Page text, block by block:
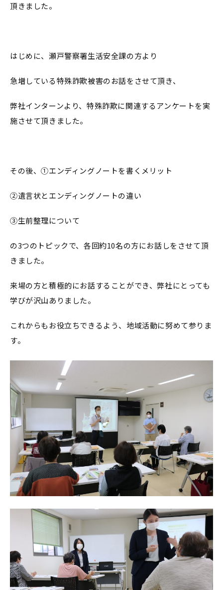
頂きました。
はじめに、瀬戸警察署生活安全課の方より
急増している特殊詐欺被害のお話をさせて頂き、
弊社インターンより、特殊詐欺に関連するアンケートを実
施させて頂きました。
その後、①エンディングノートを書くメリット
②遺言状とエンディングノートの違い
③生前整理について
の3つのトピックで、各回約10名の方にお話しをさせて頂
きました。
来場の方と積極的にお話することができ、弊社にとっても
学びが沢山ありました。
これからもお役立ちできるよう、地域活動に努めて参りま
す。